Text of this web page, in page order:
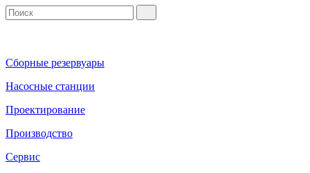
Сборные резервуары
Насосные станции
Проектирование
Производство
Сервис